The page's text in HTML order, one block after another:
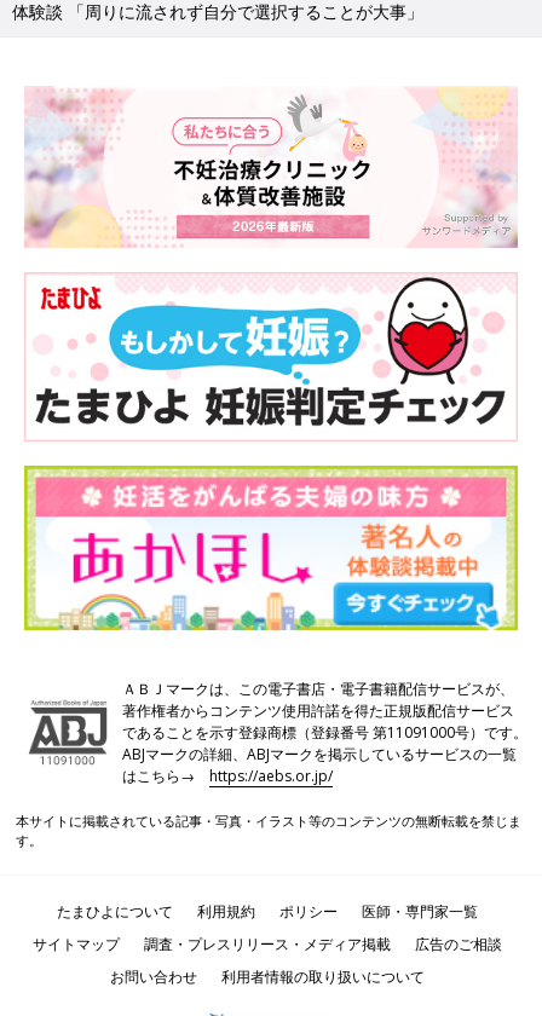
向けられるようになり、自分は何が好きなのか、どういう人生を
ったし、とても充実した時間だったと思います」
同時に考えたのは、幸せとは何かということ。
●竹内由恵「たとえば、仕事で成功するというのはわかりやすい
幸せだと思います。20代までは仕事での自己実現が私の幸せでし
た。いずれ家庭を築き子どもが欲しいとは思っていましたが、そ
れは当たり前のように手に入るものだと思っていたのです。実際
に妊活してみると、子どもを授かることは奇跡だと思い知り、感
謝できるように。私にとって幸せの尺度が変わった期間でもあり
ました」
周りに流されず自分で選択することが大事
竹内さんは「いつか子どもが欲しい」という思いや「マタニティ
ライフのあるある」話などをエッセイ漫画としてインスタグラム
に投稿しています。
●竹内由恵「もともと、さくらももこさんが大好き。妊活中にさ
くらさんの『そういうふうにできている』というエッセイを読ん
で、笑いながら楽しみました。そんなふうに明るい気持ちになれ
画を描き始めたんです」
実はそれまで、漫画などまったく描いたことがなかったそう。
●竹内由恵「だからヘタクソなんです（笑）。でも、普段生活し
ている中で起こった出来事などを『このエピソードを漫画にした
らおもしろいかも』と、自分自身が楽しみながら描いています。
最後に、これから妊活を始めようと考えている皆さんに、
竹内さんからのメッセージ
体験談 「周りに流されず自分で選択することが大事」
ＡＢＪマークは、この電子書店・電子書籍配信サービスが、
著作権者からコンテンツ使用許諾を得た正規版配信サービス
であることを示す登録商標（登録番号 第11091000号）です。
ABJマークの詳細、ABJマークを掲示しているサービスの一覧
はこちら→https://aebs.or.jp/
本サイトに掲載されている記事・写真・イラスト等のコンテンツの無断転載を禁じま
す。
たまひよについて 利用規約 ポリシー
医師・専門家一覧
サイトマップ
調査・プレスリリース・メディア掲載
広告のご相談
お問い合わせ
利用者情報の取り扱いについて